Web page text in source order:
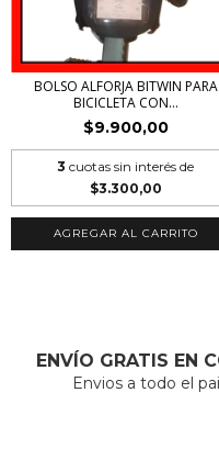
BOLSO ALFORJA BITWIN PARA
BICICLETA CON...
$9.900,00
3 cuotas sin interés de
$3.300,00
AGREGAR AL CARRITO
ENVÍO GRATIS EN
Envios a todo el